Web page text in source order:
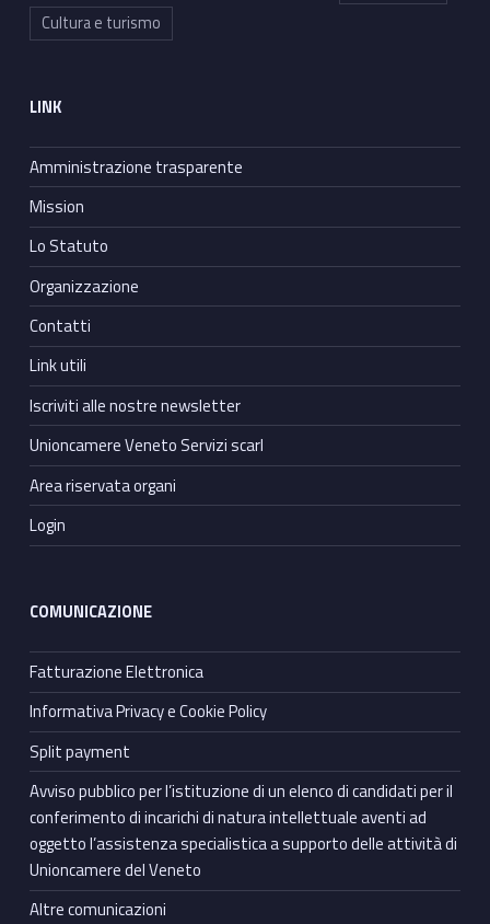
Cultura e turismo
LINK
Amministrazione trasparente
Mission
Lo Statuto
Organizzazione
Contatti
Link utili
Iscriviti alle nostre newsletter
Unioncamere Veneto Servizi scarl
Area riservata organi
Login
COMUNICAZIONE
Fatturazione Elettronica
Informativa Privacy e Cookie Policy
Split payment
Avviso pubblico per l’istituzione di un elenco di candidati per il
conferimento di incarichi di natura intellettuale aventi ad
oggetto l’assistenza specialistica a supporto delle attività di
Unioncamere del Veneto
Altre comunicazioni